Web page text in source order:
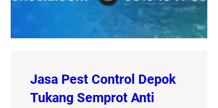
Jasa Pest Control Depok
Tukang Semprot Anti